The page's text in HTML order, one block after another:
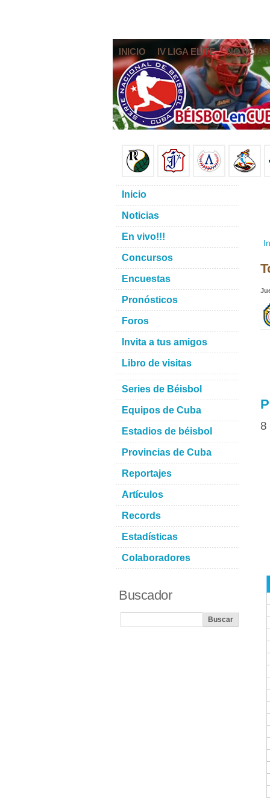
INICIO IV LIGA ELITE NOTICIAS
8
Inicio
Noticias
En vivo!!!
Concursos
Encuestas
Pronósticos
Foros
Invita a tus amigos
Libro de visitas
Series de Béisbol
Equipos de Cuba
Estadios de béisbol
Provincias de Cuba
Reportajes
Artículos
Records
Estadísticas
Colaboradores
Buscador